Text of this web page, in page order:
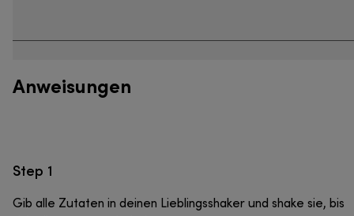
Anweisungen
Step 1
Gib alle Zutaten in deinen Lieblingsshaker und shake sie, bis